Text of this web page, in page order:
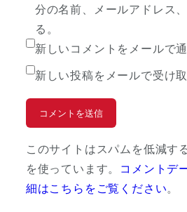
分の名前、メールアドレス
る。
新しいコメントをメールで
新しい投稿をメールで受け
このサイトはスパムを低減す
を使っています。 コメントデ
細はこちらをご覧ください。